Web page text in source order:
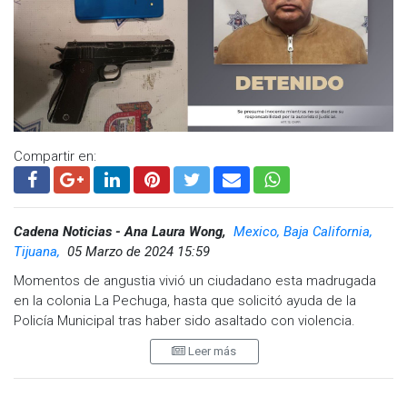
Compartir en:
Cadena Noticias - Ana Laura Wong, Mexico, Baja California,
Tijuana, 05 Marzo de 2024 15:59
Momentos de angustia vivió un ciudadano esta madrugada
en la colonia La Pechuga, hasta que solicitó ayuda de la
Policía Municipal tras haber sido asaltado con violencia.
El reporte policial indica que cuando los agentes realizaban
un patrullaje preventivo en el área, fueron interceptados por
Leer más